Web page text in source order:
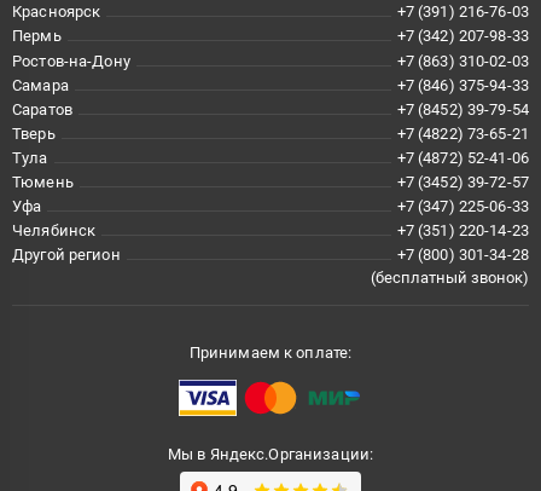
Красноярск
+7 (391) 216-76-03
Пермь
+7 (342) 207-98-33
Ростов-на-Дону
+7 (863) 310-02-03
Самара
+7 (846) 375-94-33
Саратов
+7 (8452) 39-79-54
Тверь
+7 (4822) 73-65-21
Тула
+7 (4872) 52-41-06
Тюмень
+7 (3452) 39-72-57
Уфа
+7 (347) 225-06-33
Челябинск
+7 (351) 220-14-23
Другой регион
+7 (800) 301-34-28
(бесплатный звонок)
Принимаем к оплате:
Мы в Яндекс.Организации: